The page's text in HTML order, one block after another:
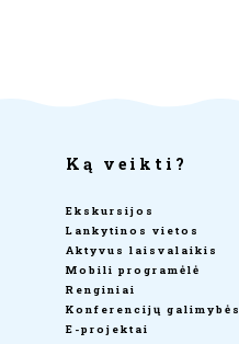
Ką veikti?
Ekskursijos
Lankytinos vietos
Aktyvus laisvalaikis
Mobili programėlė
Renginiai
Konferencijų galimybės
E-projektai